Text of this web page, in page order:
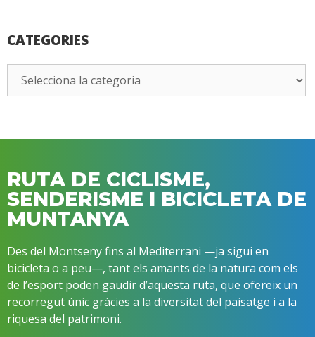
CATEGORIES
RUTA DE CICLISME,
SENDERISME I BICICLETA DE
MUNTANYA
Des del Montseny fins al Mediterrani —ja sigui en
bicicleta o a peu—, tant els amants de la natura com els
de l’esport poden gaudir d’aquesta ruta, que ofereix un
recorregut únic gràcies a la diversitat del paisatge i a la
riquesa del patrimoni.